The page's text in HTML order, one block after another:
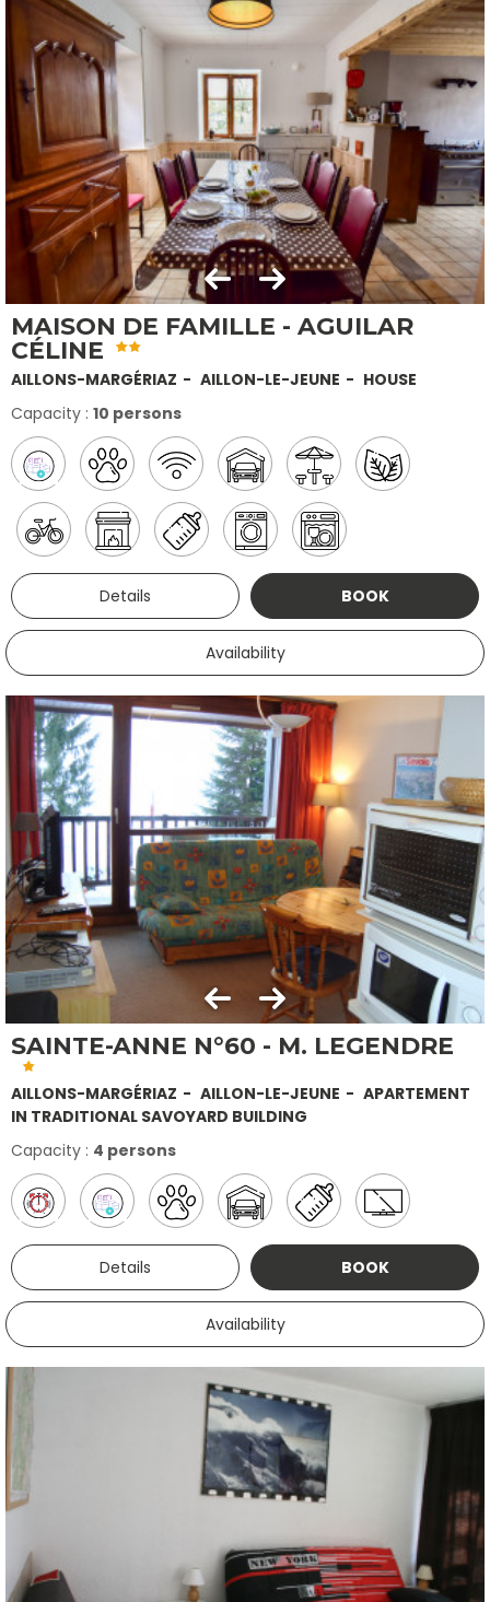
MAISON DE FAMILLE - AGUILAR
CÉLINE
AILLONS-MARGÉRIAZ AILLON-LE-JEUNE
HOUSE
Capacity : 10 persons
Details BOOK
Availability
SAINTE-ANNE N°60 - M. LEGENDRE
AILLONS-MARGÉRIAZ AILLON-LE-JEUNE
APARTEMENT
IN TRADITIONAL SAVOYARD BUILDING
Capacity : 4 persons
Details BOOK
Availability